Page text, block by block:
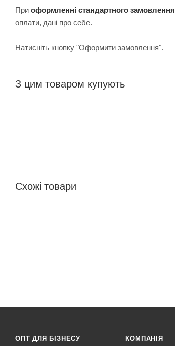
При оформленні стандартного замовлення
оплати, дані про себе.
Натисніть кнопку "Оформити замовлення".
З цим товаром купують
Схожі товари
ОПТ ДЛЯ БІЗНЕСУ КОМПАНІЯ